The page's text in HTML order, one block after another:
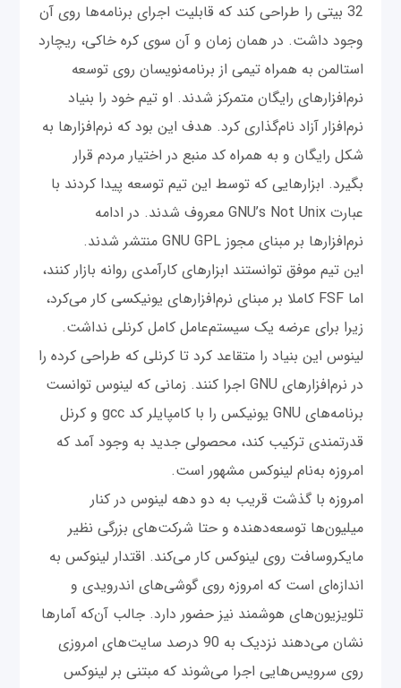
32 بیتی را طراحی کند که قابلیت اجرای برنامه‌ها روی آن
وجود داشت. در همان زمان و آن سوی کره خاکی، ریچارد
استالمن به همراه تیمی از برنامه‌نویسان روی توسعه
نرم‌افزارهای رایگان متمرکز شدند. او تیم خود را بنیاد
نرم‌افزار آزاد نام‌گذاری کرد. هدف این بود که نرم‌افزارها به
شکل رایگان و به همراه کد منبع در اختیار مردم قرار
بگیرد. ابزارهایی که توسط این تیم توسعه پیدا کردند با
عبارت GNU’s Not Unix معروف شدند. در ادامه
نرم‌افزارها بر مبنای مجوز GNU GPL منتشر شدند.
این تیم موفق توانستند ابزارهای کارآمدی روانه بازار کنند،
اما FSF کاملا بر مبنای نرم‌افزارهای یونیکسی کار می‌کرد،
زیرا برای عرضه یک سیستم‌عامل کامل کرنلی نداشت.
لینوس این بنیاد را متقاعد کرد تا کرنلی که طراحی کرده را
در نرم‌افزارهای GNU اجرا کنند. زمانی که لینوس توانست
برنامه‌های GNU یونیکس را با کامپایلر کد gcc و کرنل
قدرتمندی ترکیب کند، محصولی جدید به وجود آمد که
امروزه به‌نام لینوکس مشهور است.
امروزه با گذشت قریب به دو دهه لینوس در کنار
میلیون‌ها توسعه‌دهنده و حتا شرکت‌های بزرگی نظیر
مایکروسافت روی لینوکس کار می‌کند. اقتدار لینوکس به
اندازه‌ای است که امروزه روی گوشی‌های اندرویدی و
تلویزیون‌های هوشمند نیز حضور دارد. جالب آن‌که آمارها
نشان می‌دهند نزدیک به 90 درصد سایت‌های امروزی
روی سرویس‌هایی اجرا می‌شوند که مبتنی بر لینوکس